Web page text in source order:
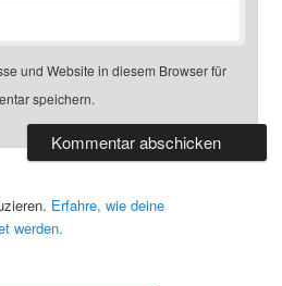
und Website in diesem Browser für
speichern.
Erfahre, wie deine
werden.